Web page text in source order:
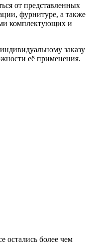
от представленных
фурнитуре, а также
комплектующих и
заказу
её применения.
остались более чем